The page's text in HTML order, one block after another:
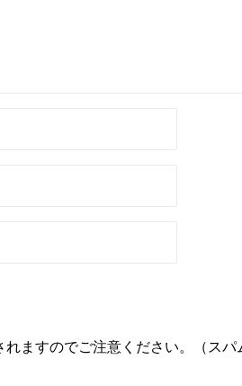
ますのでご注意ください。（スパ